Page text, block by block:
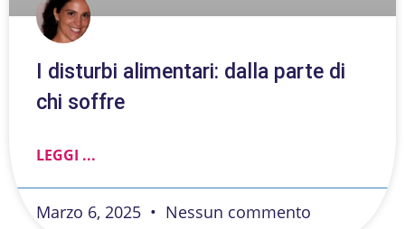
I disturbi alimentari: dalla parte di
chi soffre
LEGGI ...
Marzo 6, 2025 Nessun commento